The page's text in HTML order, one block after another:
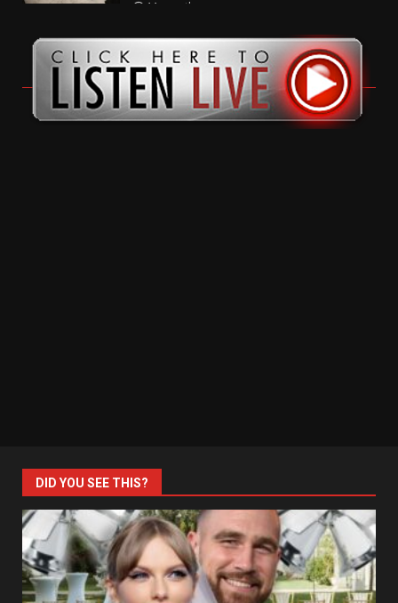
11 months ago
DID YOU SEE THIS?